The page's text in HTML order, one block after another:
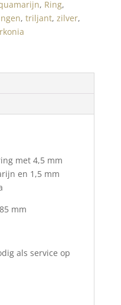
, Ring,
,triljant,zilver,
met 4,5 mm
en 1,5 mm
mm
als service op